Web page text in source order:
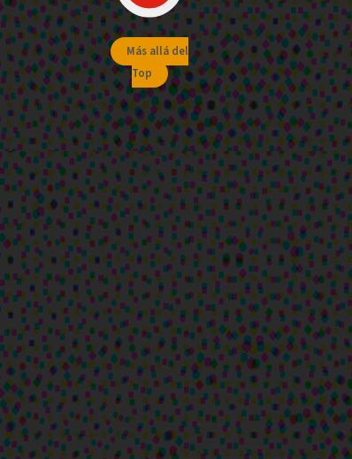
Más allá del
Top